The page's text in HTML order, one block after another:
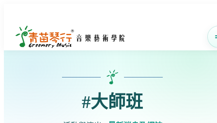
#大師班